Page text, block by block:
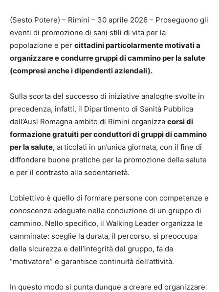
(Sesto Potere) – Rimini – 30 aprile 2026 – Proseguono gli
eventi di promozione di sani stili di vita per la
popolazione e per cittadini particolarmente motivati a
organizzare e condurre gruppi di cammino per la salute
(compresi anche i dipendenti aziendali).
Sulla scorta del successo di iniziative analoghe svolte in
precedenza, infatti, il Dipartimento di Sanità Pubblica
dell’Ausl Romagna ambito di Rimini organizza corsi di
formazione gratuiti per conduttori di gruppi di cammino
per la salute, articolati in un’unica giornata, con il fine di
diffondere buone pratiche per la promozione della salute
e per il contrasto alla sedentarietà.
L’obiettivo è quello di formare persone con competenze e
conoscenze adeguate nella conduzione di un gruppo di
cammino. Nello specifico, il Walking Leader organizza le
camminate: sceglie la durata, il percorso, si preoccupa
della sicurezza e dell’integrità del gruppo, fa da
“motivatore” e garantisce continuità dell’attività.
In questo modo si punta dunque a creare ed organizzare